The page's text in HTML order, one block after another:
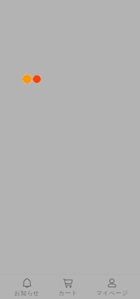
お知らせ カート マイページ